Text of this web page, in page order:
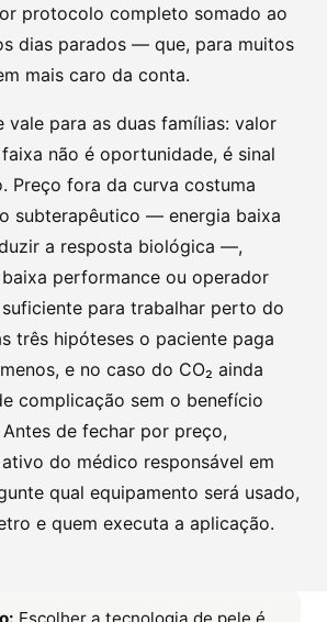
protocolo completo somado ao
dias parados — que, para muitos
mais caro da conta.
vale para as duas famílias: valor
não é oportunidade, é sinal
Preço fora da curva costuma
subterapêutico — energia baixa
a resposta biológica —,
performance ou operador
para trabalhar perto do
três hipóteses o paciente paga
e no caso do CO₂ ainda
complicação sem o benefício
de fechar por preço,
do médico responsável em
qual equipamento será usado,
e quem executa a aplicação.